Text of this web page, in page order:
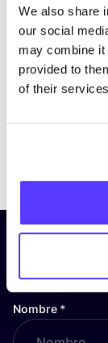
We also share
our social
may combine it
provided to
of their
y
Nombre *